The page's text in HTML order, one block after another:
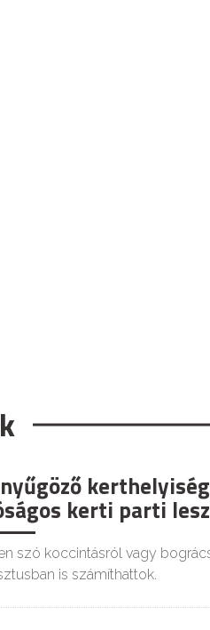
kerti parti
szó koccintásról vagy
is számíthattok.